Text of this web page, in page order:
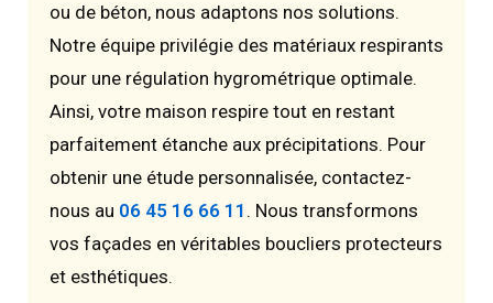
ou de béton, nous adaptons nos solutions.
Notre équipe privilégie des matériaux respirants
pour une régulation hygrométrique optimale.
Ainsi, votre maison respire tout en restant
parfaitement étanche aux précipitations. Pour
obtenir une étude personnalisée, contactez-
nous au 06 45 16 66 11 . Nous transformons
vos façades en véritables boucliers protecteurs
et esthétiques.